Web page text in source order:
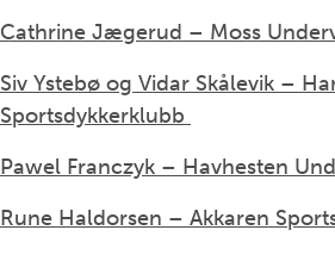
Cathrine Jægerud – Moss
Siv Ystebø og Vidar Skålevik –
Sportsdykkerklubb
Pawel Franczyk – Havhesten
Rune Haldorsen – Akkaren